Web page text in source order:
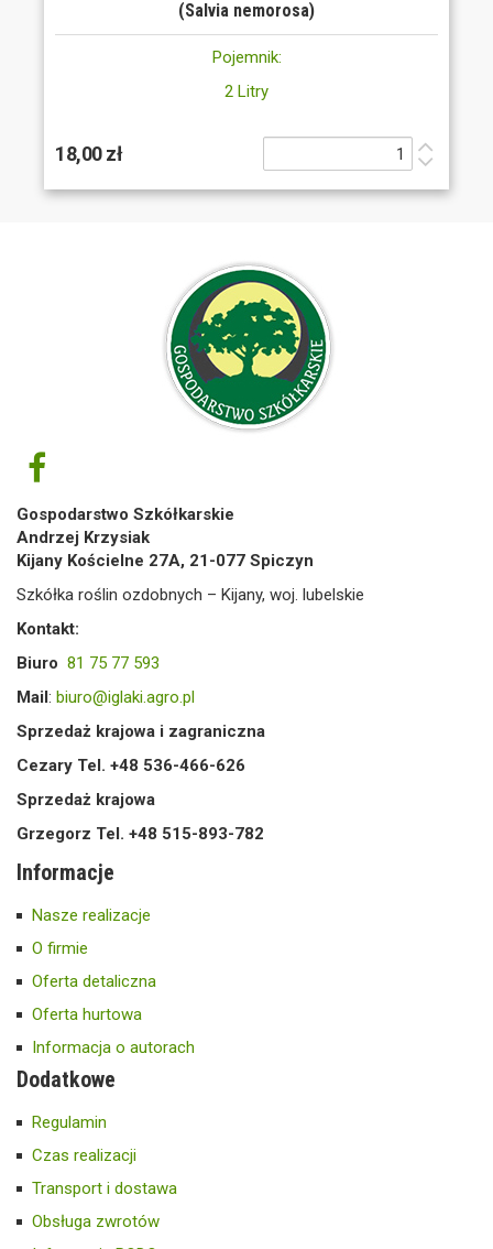
(Salvia nemorosa)
Pojemnik:
2 Litry
18,00 zł
Gospodarstwo Szkółkarskie
Andrzej Krzysiak
Kijany Kościelne 27A, 21-077 Spiczyn
Szkółka roślin ozdobnych – Kijany, woj. lubelskie
Kontakt:
Biuro 81 75 77 593
Mail : biuro@iglaki.agro.pl
Sprzedaż krajowa i zagraniczna
Cezary Tel. +48 536-466-626
Sprzedaż krajowa
Grzegorz Tel. +48 515-893-782
Informacje
Nasze realizacje
O firmie
Oferta detaliczna
Oferta hurtowa
Informacja o autorach
Dodatkowe
Regulamin
Czas realizacji
Transport i dostawa
Obsługa zwrotów